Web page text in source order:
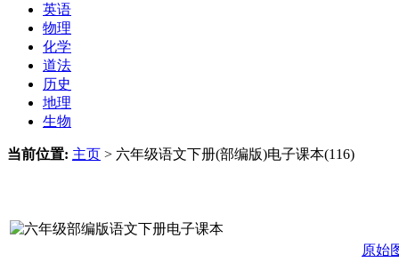
英语
物理
化学
道法
历史
地理
生物
当前位置: 主页 > 六年级语文下册(部编版)电子课本(116)
原始